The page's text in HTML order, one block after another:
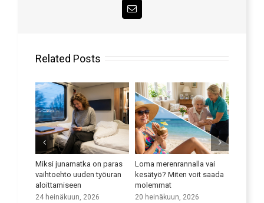
Email
Related Posts
vai
Miten voit saada
2026
Paranna kielitaitoasi
9 heinäkuun, 2026
Liikenneyritysten
potentiaalin
hoivapalveluissa